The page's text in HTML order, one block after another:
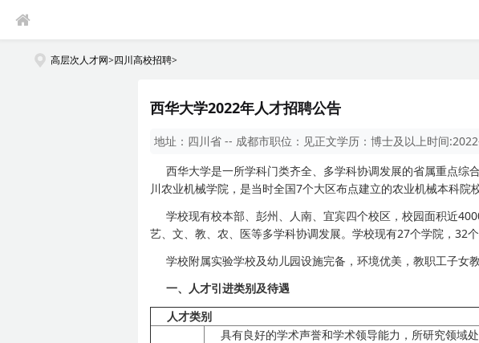
高层次人才网>四川高校招聘>
西华大学2022年人才招聘公告
地址： 四川省 -- 成都市职位： 见正文学历： 博士及以上时间:
西华大学是一所学科门类齐全、多学科协调发展的省属重点
川农业机械学院，是当时全国7个大区布点建立的农业机械本科院
学校现有校本部、彭州、人南、宜宾四个校区，校园面积近
艺、文、教、农、医等多学科协调发展。学校现有27个学院，32
学校附属实验学校及幼儿园设施完备，环境优美，教职工子女
一、人才引进类别及待遇
人才类别
具有良好的学术声誉和学术领导能力，所研究领域